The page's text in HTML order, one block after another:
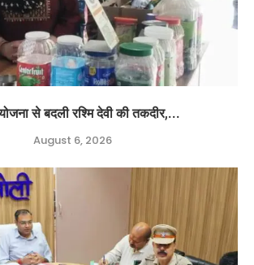
से बदली रश्मि देवी की तकदीर,...
August 6, 2026